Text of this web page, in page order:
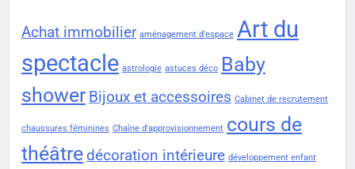
Achat immobilier aménagement d'espace Art du
spectacle astrologie astuces déco Baby
shower Bijoux et accessoires Cabinet de recrutement
chaussures féminines Chaîne d'approvisionnement cours de
théâtre décoration intérieure développement enfant